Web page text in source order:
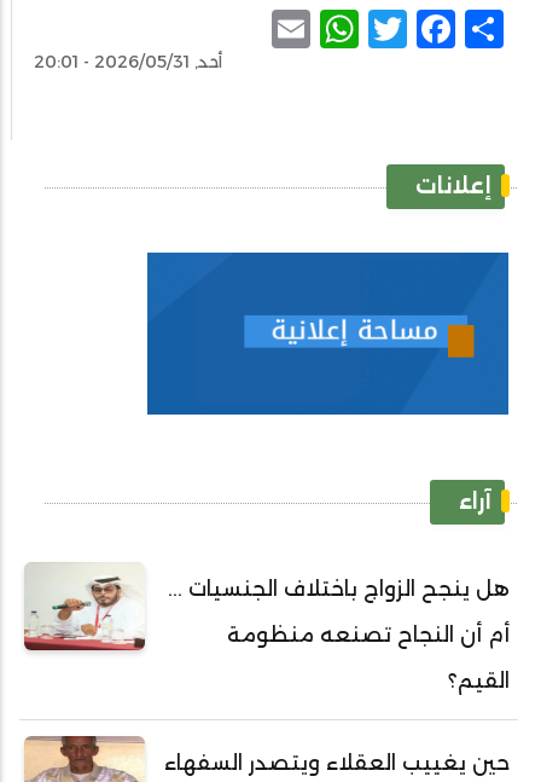
Share
Facebook
Twitter
WhatsApp
أحد, 2026/05/31 - 20:01
إعلانات
آراء
هل ينجح الزواج باختلاف الجنسيات ...
أم أن النجاح تصنعه منظومة
القيم؟
حين يغييب العقلاء ويتصدر السفهاء